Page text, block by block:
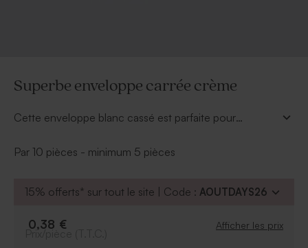
Superbe enveloppe carrée crème
Cette enveloppe blanc cassé est parfaite pour
est exceptionnelle... Pour sceller parfaitement cette
Par 10 pièces - minimum 5 pièces
15% offerts* sur tout le site | Code : AOUTDAYS26
0,38 € Afficher les prix